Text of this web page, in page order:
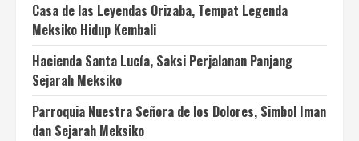
Casa de las Leyendas Orizaba, Tempat Legenda
Meksiko Hidup Kembali
Hacienda Santa Lucía, Saksi Perjalanan Panjang
Sejarah Meksiko
Parroquia Nuestra Señora de los Dolores, Simbol Iman
dan Sejarah Meksiko